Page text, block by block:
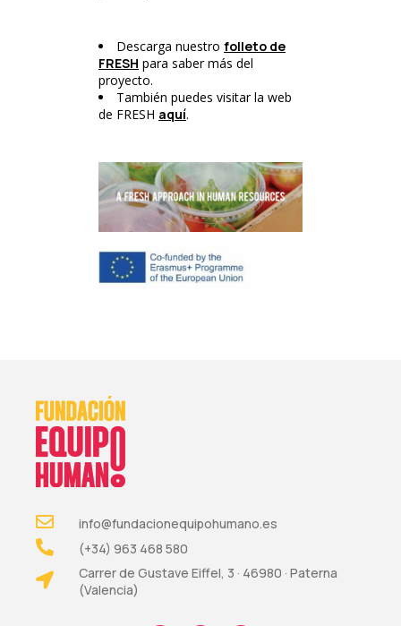
Descarga nuestro folleto de
FRESH para saber más del
proyecto.
También puedes visitar la web
de FRESH aquí.
info@fundacionequipohumano.es
(+34) 963 468 580
Carrer de Gustave Eiffel, 3 · 46980 · Paterna
(Valencia)